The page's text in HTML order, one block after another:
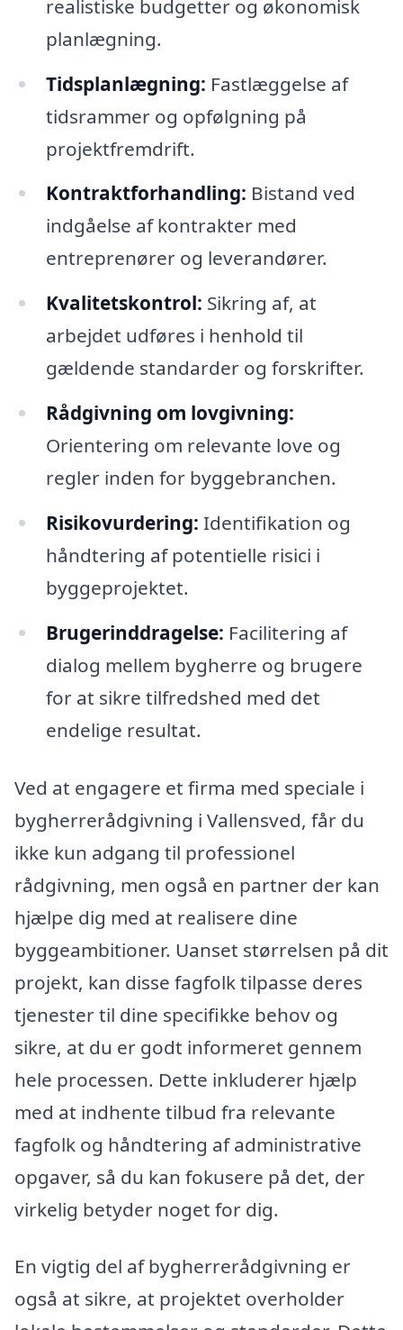
realistiske budgetter og økonomisk
planlægning.
Tidsplanlægning: Fastlæggelse af
tidsrammer og opfølgning på
projektfremdrift.
Kontraktforhandling: Bistand ved
indgåelse af kontrakter med
entreprenører og leverandører.
Kvalitetskontrol: Sikring af, at
arbejdet udføres i henhold til
gældende standarder og forskrifter.
Rådgivning om lovgivning:
Orientering om relevante love og
regler inden for byggebranchen.
Risikovurdering: Identifikation og
håndtering af potentielle risici i
byggeprojektet.
Brugerinddragelse: Facilitering af
dialog mellem bygherre og brugere
for at sikre tilfredshed med det
endelige resultat.
Ved at engagere et firma med speciale i
bygherrerådgivning i Vallensved, får du
ikke kun adgang til professionel
rådgivning, men også en partner der kan
hjælpe dig med at realisere dine
byggeambitioner. Uanset størrelsen på dit
projekt, kan disse fagfolk tilpasse deres
tjenester til dine specifikke behov og
sikre, at du er godt informeret gennem
hele processen. Dette inkluderer hjælp
med at indhente tilbud fra relevante
fagfolk og håndtering af administrative
opgaver, så du kan fokusere på det, der
virkelig betyder noget for dig.
En vigtig del af bygherrerådgivning er
også at sikre, at projektet overholder